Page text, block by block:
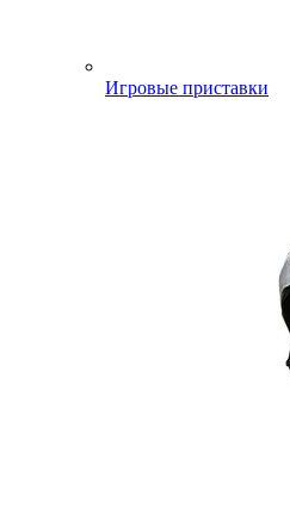
Игровые приставки